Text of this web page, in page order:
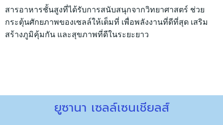
สารอาหารชั้นสูงที่ได้รับการสนับสนุกจากวิทยาศาสตร์ ช่วย
กระตุ้นศักยภาพของเซลล์ให้เต็มที่ เพื่อพลังงานที่ดีที่สุด เสริม
สร้างภูมิคุ้มกัน และสุขภาพที่ดีในระยะยาว
ยูซานา เซลล์เซนเชียลส์